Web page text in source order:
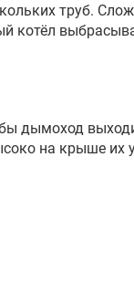
труб.
котёл
дымоход
на крыше их